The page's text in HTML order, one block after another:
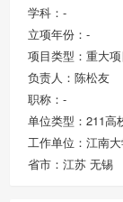
学科：-
立项年份：-
项目类型：重大项
负责人：陈松友
职称：-
单位类型：211高
工作单位：江南
省市：江苏 无锡